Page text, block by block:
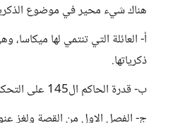
هناك شيء محير في موضوع
أ- العائلة التي تنتمي لها ميكاسا،
ذكرياتها.
ب- قدرة الحاكم ال145 على التحكم بذاكرة الناس.